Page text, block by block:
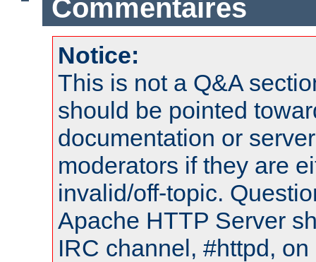
Commentaires
Notice:
This is not a Q&A
should be pointed
documentation or
moderators if they are
invalid/off-topic.
Apache HTTP Server
IRC channel, #httpd,